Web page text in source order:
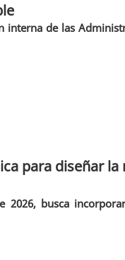
de las
para diseñar
busca